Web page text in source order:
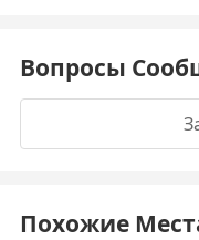
Вопросы
Похожие